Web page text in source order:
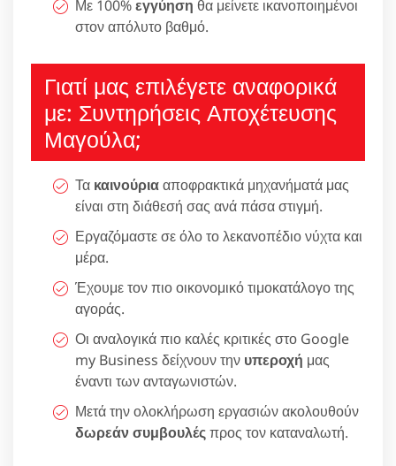
Με 100%εγγύηση θα μείνετε ικανοποιημένοι
στον απόλυτο βαθμό.
Γιατί μας επιλέγετε αναφορικά
με: Συντηρήσεις Αποχέτευσης
Μαγούλα;
Τα καινούριααποφρακτικά μηχανήματά μας
είναι στη διάθεσή σας ανά πάσα στιγμή.
Εργαζόμαστε σε όλο το λεκανοπέδιο νύχτα και
μέρα.
Έχουμε τον πιο οικονομικό τιμοκατάλογο της
αγοράς.
Οι αναλογικά πιο καλές κριτικές στο Google
my Business δείχνουν την υπεροχή μας
έναντι των ανταγωνιστών.
Μετά την ολοκλήρωση εργασιών ακολουθούν
δωρεάν συμβουλέςπρος τον καταναλωτή.